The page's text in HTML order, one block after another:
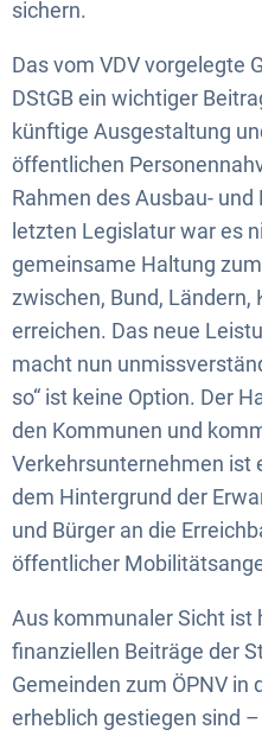
sichern.
Das vom VDV vorgelegte
DStGB ein wichtiger
künftige Ausgestaltung
öffentlichen
Rahmen des Ausbau-
letzten Legislatur war es
gemeinsame Haltung
zwischen, Bund, Ländern,
erreichen. Das neue
macht nun
so“ ist keine Option. Der
den Kommunen und
Verkehrsunternehmen ist
dem Hintergrund der
und Bürger an die
öffentlicher
Aus kommunaler Sicht ist
finanziellen Beiträge der
Gemeinden zum ÖPNV in
erheblich gestiegen sind